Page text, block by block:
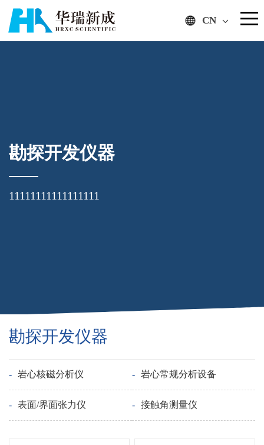
CN
勘探开发仪器
11111111111111111
勘探开发仪器
- 岩心核磁分析仪 - 岩心常规分析设备
- 表面/界面张力仪 - 接触角测量仪